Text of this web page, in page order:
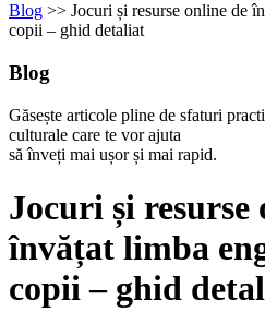
Blog >> Jocuri și resurse online de
copii – ghid detaliat
Blog
Găsește articole pline de sfaturi
culturale care te vor ajuta
să înveți mai ușor și mai rapid.
Jocuri și resurse
învățat limba
copii – ghid